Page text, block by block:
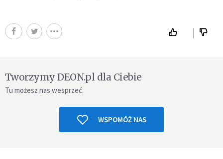
Tworzymy DEON.pl dla Ciebie
Tu możesz nas wesprzeć.
WSPOMÓŻ NAS